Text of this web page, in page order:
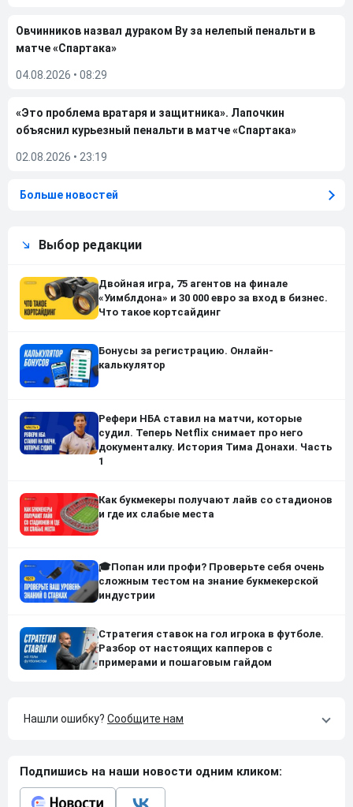
Овчинников назвал дураком Ву за нелепый пенальти в
матче «Спартака»
04.08.2026 • 08:29
«Это проблема вратаря и защитника». Лапочкин
объяснил курьезный пенальти в матче «Спартака»
02.08.2026 • 23:19
Больше новостей
Выбор редакции
Двойная игра, 75 агентов на финале
«Уимблдона» и 30 000 евро за вход в бизнес.
Что такое кортсайдинг
Бонусы за регистрацию. Онлайн-
калькулятор
Рефери НБА ставил на матчи, которые
судил. Теперь Netflix снимает про него
документалку. История Тима Донахи. Часть
1
Как букмекеры получают лайв со стадионов
и где их слабые места
🎓Попан или профи? Проверьте себя очень
сложным тестом на знание букмекерской
индустрии
Стратегия ставок на гол игрока в футболе.
Разбор от настоящих капперов с
примерами и пошаговым гайдом
Нашли ошибку? Сообщите нам
Подпишись на наши новости одним кликом: